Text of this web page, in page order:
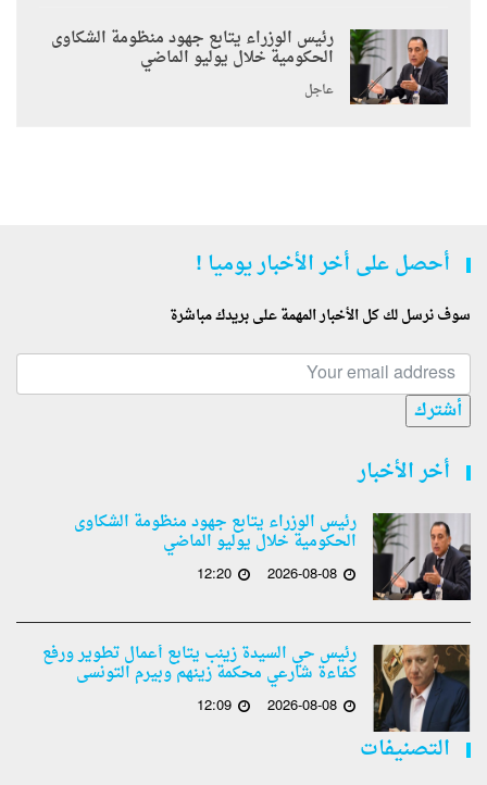
رئيس الوزراء يتابع جهود منظومة الشكاوى
الحكومية خلال يوليو الماضي
عاجل
أحصل على أخر الأخبار يوميا !
سوف نرسل لك كل الأخبار المهمة على بريدك مباشرة
أشترك
أخر الأخبار
رئيس الوزراء يتابع جهود منظومة الشكاوى
الحكومية خلال يوليو الماضي
2026-08-08
12:20
رئيس حي السيدة زينب يتابع أعمال تطوير ورفع
كفاءة شارعي محكمة زينهم وبيرم التونسى
2026-08-08
12:09
التصنيفات